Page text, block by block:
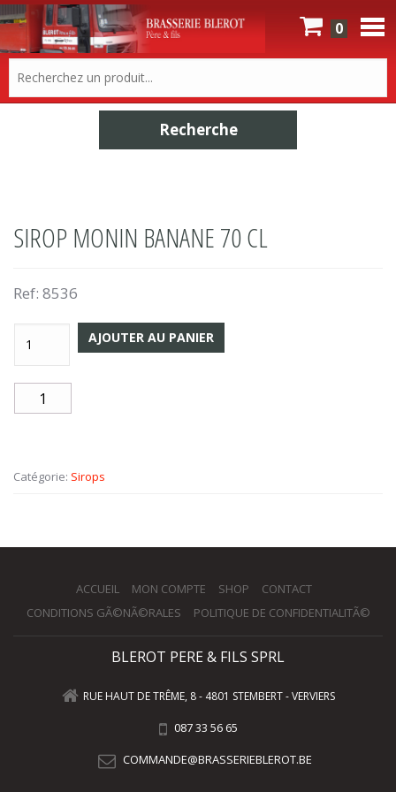
0
SIROP MONIN BANANE 70 CL
Ref: 8536
AJOUTER AU PANIER
Catégorie: Sirops
ACCUEIL MON COMPTE SHOP
CONTACT
CONDITIONS GÃ©NÃ©RALES
POLITIQUE DE CONFIDENTIALITÃ©
BLEROT PERE & FILS SPRL
RUE HAUT DE TRÊME, 8 - 4801 STEMBERT - VERVIERS
087 33 56 65
COMMANDE@BRASSERIEBLEROT.BE